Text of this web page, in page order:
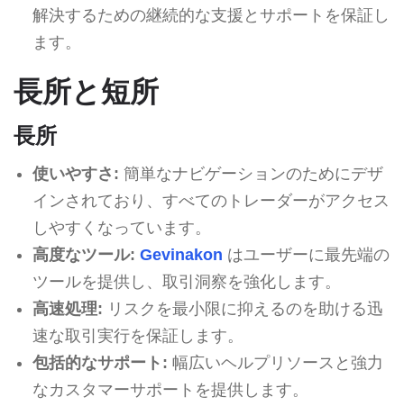
解決するための継続的な支援とサポートを保証し
ます。
長所と短所
長所
使いやすさ: 簡単なナビゲーションのためにデザ
インされており、すべてのトレーダーがアクセス
しやすくなっています。
高度なツール: Gevinakon はユーザーに最先端の
ツールを提供し、取引洞察を強化します。
高速処理: リスクを最小限に抑えるのを助ける迅
速な取引実行を保証します。
包括的なサポート: 幅広いヘルプリソースと強力
なカスタマーサポートを提供します。